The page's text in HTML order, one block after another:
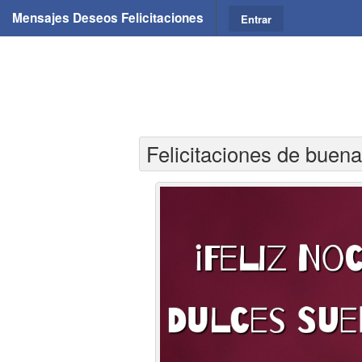
Mensajes Deseos Felicitaciones Entrar
Felicitaciones de